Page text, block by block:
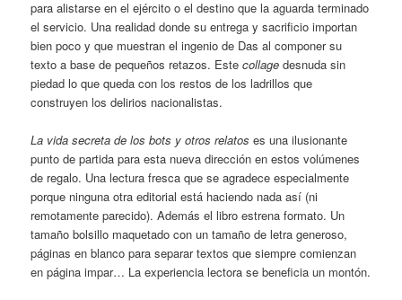
para alistarse en el ejército o el destino que la aguarda terminado
el servicio. Una realidad donde su entrega y sacrificio importan
bien poco y que muestran el ingenio de Das al componer su
texto a base de pequeños retazos. Estecollage desnuda sin
piedad lo que queda con los restos de los ladrillos que
construyen los delirios nacionalistas.
La vida secreta de los bots y otros relatos es una ilusionante
punto de partida para esta nueva dirección en estos volúmenes
de regalo. Una lectura fresca que se agradece especialmente
porque ninguna otra editorial está haciendo nada así (ni
remotamente parecido). Además el libro estrena formato. Un
tamaño bolsillo maquetado con un tamaño de letra generoso,
páginas en blanco para separar textos que siempre comienzan
en página impar… La experiencia lectora se beneficia un montón.